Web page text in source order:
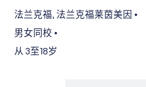
法兰克福, 法兰克福莱茵美因 •
男女同校 •
从 3 至18岁